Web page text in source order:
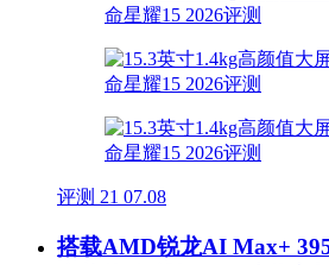
评测 21 07.08
搭载AMD锐龙AI Max+